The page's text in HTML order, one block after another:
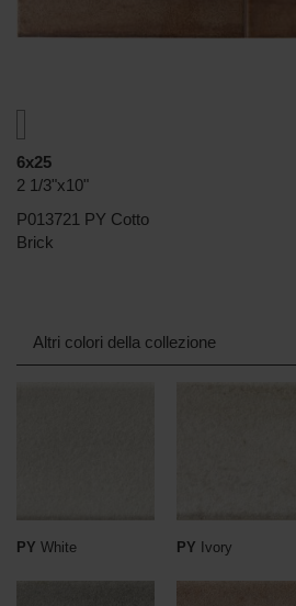
6x25
2 1/3"x10"
P013721 PY Cotto
Brick
Altri colori della collezione
PY White PY Ivory